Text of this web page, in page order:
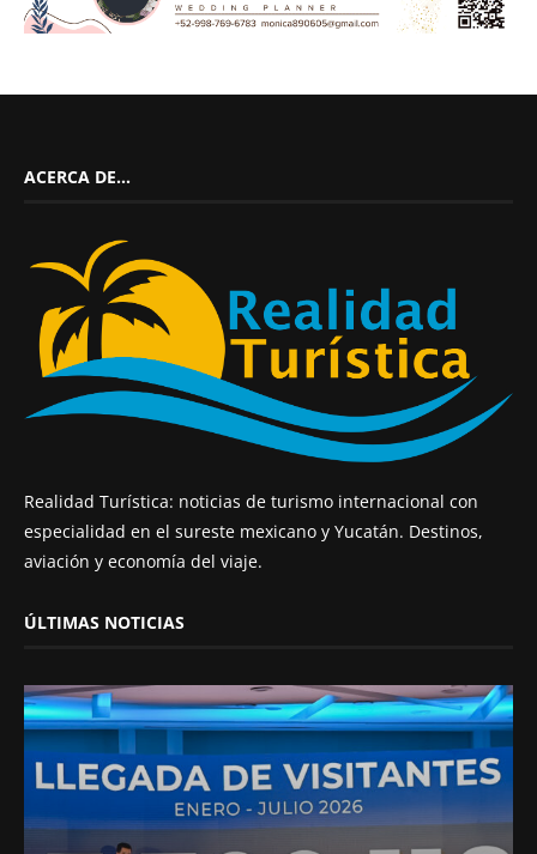
ACERCA DE…
Realidad Turística: noticias de turismo internacional con
especialidad en el sureste mexicano y Yucatán. Destinos,
aviación y economía del viaje.
ÚLTIMAS NOTICIAS